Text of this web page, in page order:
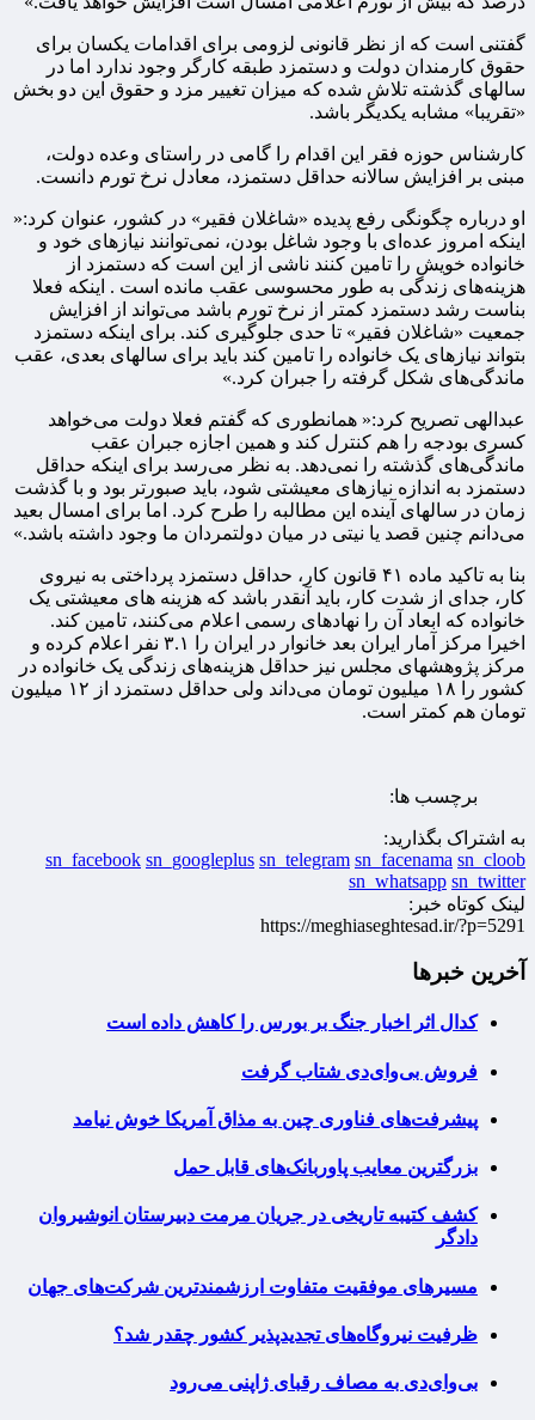
گفتنی است که از نظر قانونی لزومی برای اقدامات یکسان برای
حقوق کارمندان دولت و دستمزد طبقه کارگر وجود ندارد اما در
سالهای گذشته تلاش شده که میزان تغییر مزد و حقوق این دو بخش
«تقریبا» مشابه یکدیگر باشد.
کارشناس حوزه فقر این اقدام را گامی در راستای وعده دولت،
مبنی بر افزایش سالانه حداقل دستمزد، معادل نرخ تورم دانست.
او درباره چگونگی رفع پدیده «شاغلان فقیر» در کشور، عنوان کرد:«
اینکه امروز عده‌ای با وجود شاغل بودن، نمی‌توانند نیازهای خود و
خانواده خویش را تامین کنند ناشی از این است که دستمزد از
هزینه‌های زندگی به طور محسوسی عقب مانده است . اینکه فعلا
بناست رشد دستمزد کمتر از نرخ تورم باشد می‌تواند از افزایش
جمعیت «شاغلان فقیر» تا حدی جلوگیری کند. برای اینکه دستمزد
بتواند نیازهای یک خانواده را تامین کند باید برای سالهای بعدی، عقب
ماندگی‌های شکل گرفته را جبران کرد.»
عبدالهی تصریح کرد:«‌ همانطوری که گفتم فعلا دولت می‌خواهد
کسری بودجه را هم کنترل کند و همین اجازه جبران عقب
ماندگی‌های گذشته را نمی‌دهد. به نظر می‌رسد برای اینکه حداقل
دستمزد به اندازه نیازهای معیشتی شود، باید صبورتر بود و با گذشت
زمان در سالهای آینده این مطالبه را طرح کرد. اما برای امسال بعید
می‌دانم چنین قصد یا نیتی در میان دولتمردان ما وجود داشته باشد.»
بنا به تاکید ماده ۴۱ قانون کار، حداقل دستمزد پرداختی به نیروی
کار، جدای از شدت کار، باید آنقدر باشد که هزینه های معیشتی یک
خانواده که ابعاد آن را نهادهای رسمی اعلام می‌کنند، تامین کند.
اخیرا مرکز آمار ایران بعد خانوار در ایران را ۳.۱ نفر اعلام کرده و
مرکز پژوهشهای مجلس نیز حداقل هزینه‌های زندگی یک خانواده در
کشور را ۱۸ میلیون تومان می‌داند ولی حداقل دستمزد از ۱۲ میلیون
تومان هم کمتر است.
برچسب ها:
به اشتراک بگذارید:
sn_facebook sn_googleplus sn_telegram sn_facenama sn_cloob
sn_whatsapp sn_twitter
لینک کوتاه خبر:
https://meghiaseghtesad.ir/?p=5291
آخرین خبرها
کدال اثر اخبار جنگ بر بورس را کاهش داده است
فروش بی‌وای‌دی شتاب گرفت
پیشرفت‌های فناوری چین به مذاق آمریکا خوش نیامد
بزرگترین معایب پاوربانک‌های قابل حمل
کشف کتیبه تاریخی در جریان مرمت دبیرستان انوشیروان
دادگر
مسیرهای موفقیت متفاوت ارزشمندترین شرکت‌های جهان
ظرفیت نیروگاه‌های تجدیدپذیر کشور چقدر شد؟
بی‌وای‌دی به مصاف رقبای ژاپنی می‌رود